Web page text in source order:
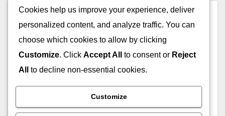
By Marissa Quinn
insikter om Battle Pass-
belöningar, Twitch Drops och det
Cookies help us improve your experience, deliver
personalized content, and analyze traffic. You can
choose which cookies to allow by clicking
Customize. Click Accept All to consent or Reject
All
to decline non-essential cookies.
Customize